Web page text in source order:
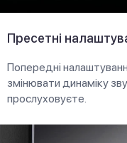
Пресетні
Попередні
змінювати динаміку
прослуховуєте.